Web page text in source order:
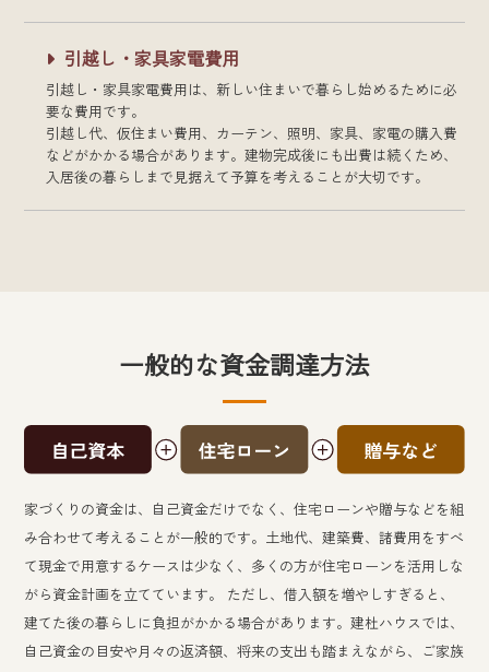
引越し・家具家電費用
引越し・家具家電費用は、新しい住まいで暮らし始めるために必
要な費用です。
引越し代、仮住まい費用、カーテン、照明、家具、家電の購入費
などがかかる場合があります。建物完成後にも出費は続くため、
入居後の暮らしまで見据えて予算を考えることが大切です。
一般的な資金調達方法
家づくりの資金は、自己資金だけでなく、住宅ローンや贈与などを組
み合わせて考えることが一般的です。土地代、建築費、諸費用をすべ
て現金で用意するケースは少なく、多くの方が住宅ローンを活用しな
がら資金計画を立てています。 ただし、借入額を増やしすぎると、
建てた後の暮らしに負担がかかる場合があります。建杜ハウスでは、
自己資金の目安や月々の返済額、将来の支出も踏まえながら、ご家族